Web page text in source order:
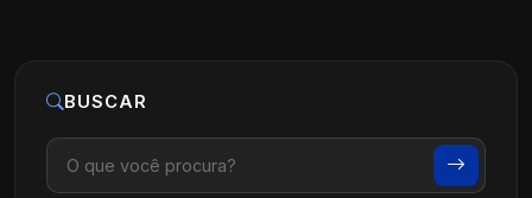
BUSCAR